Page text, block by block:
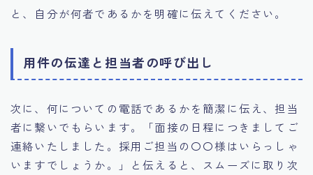
と、自分が何者であるかを明確に伝えてください。
用件の伝達と担当者の呼び出し
次に、何についての電話であるかを簡潔に伝え、担当
者に繋いでもらいます。「面接の日程につきましてご
連絡いたしました。採用ご担当の〇〇様はいらっしゃ
いますでしょうか。」と伝えると、スムーズに取り次